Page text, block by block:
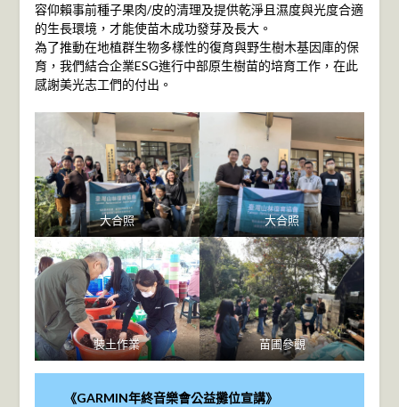
容仰賴事前種子果肉/皮的清理及提供乾淨且濕度與光度合適
的生長環境，才能使苗木成功發芽及長大。
為了推動在地植群生物多樣性的復育與野生樹木基因庫的保
育，我們結合企業ESG進行中部原生樹苗的培育工作，在此
感謝美光志工們的付出。
大合照 大合照
裝土作業 苗圃參觀
《GARMIN年終音樂會公益攤位宣講》